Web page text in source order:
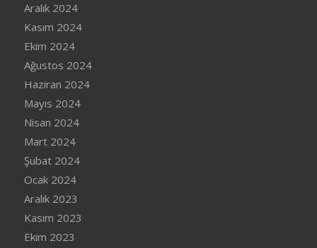
Aralık 2024
Kasım 2024
Ekim 2024
Ağustos 2024
Haziran 2024
Mayıs 2024
Nisan 2024
Mart 2024
Şubat 2024
Ocak 2024
Aralık 2023
Kasım 2023
Ekim 2023